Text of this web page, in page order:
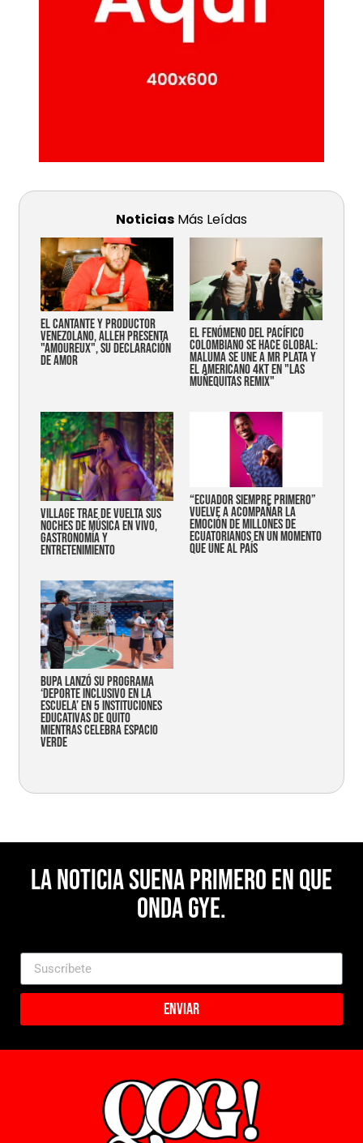
Noticias Más Leídas
EL CANTANTE Y PRODUCTOR
VENEZOLANO, ALLEH PRESENTA
"AMOUREUX", SU DECLARACIÓN
DE AMOR
EL FENÓMENO DEL PACÍFICO
COLOMBIANO SE HACE GLOBAL:
MALUMA SE UNE A MR PLATA Y
EL AMERICANO 4KT EN "LAS
MUÑEQUITAS REMIX"
Village trae de vuelta sus
noches de música en vivo,
gastronomía y
entretenimiento
“Ecuador siempre primero”
vuelve a acompañar la
emoción de millones de
ecuatorianos en un momento
que une al país
Bupa lanzó su programa
‘Deporte Inclusivo en la
Escuela’ en 5 instituciones
educativas de Quito
mientras celebra espacio
verde
La noticia suena primero en Que
Onda Gye.
Enviar